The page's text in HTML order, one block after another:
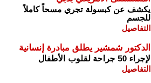
يكشف عن كبسولة تجري مسحاً كاملاً
للجسم
التفاصيل
الدكتور شمشير يطلق مبادرة إنسانية
لإجراء 50 جراحة لقلوب الأطفال
التفاصيل